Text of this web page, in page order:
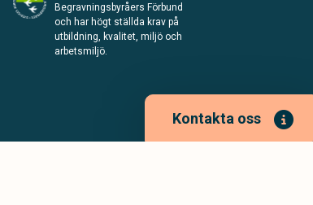
Kontakta oss
Begravningsbyråers Förbund
och har högt ställda krav på
utbildning, kvalitet, miljö och
arbetsmiljö.